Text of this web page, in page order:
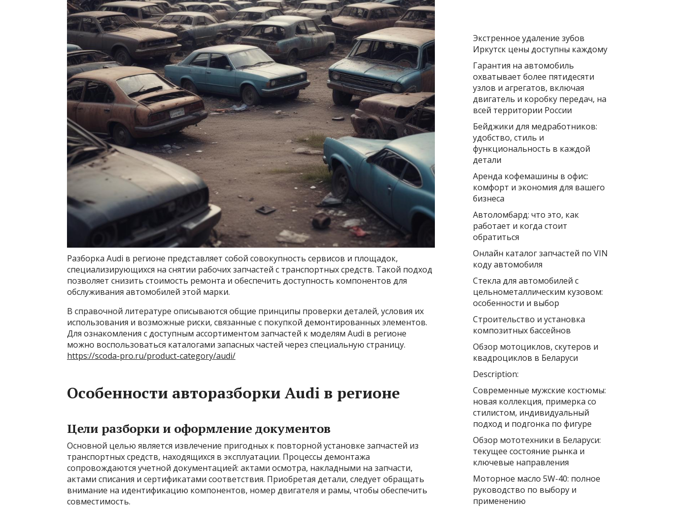
Разборка Audi в регионе представляет собой совокупность сервисов и площадок,
специализирующихся на снятии рабочих запчастей с транспортных средств. Такой подход
позволяет снизить стоимость ремонта и обеспечить доступность компонентов для
обслуживания автомобилей этой марки.
В справочной литературе описываются общие принципы проверки деталей, условия их
использования и возможные риски, связанные с покупкой демонтированных элементов.
Для ознакомления с доступным ассортиментом запчастей к моделям Audi в регионе
можно воспользоваться каталогами запасных частей через специальную страницу.
https://scoda-pro.ru/product-category/audi/
Особенности авторазборки Audi в регионе
Цели разборки и оформление документов
Основной целью является извлечение пригодных к повторной установке запчастей из
транспортных средств, находящихся в эксплуатации. Процессы демонтажа
сопровождаются учетной документацией: актами осмотра, накладными на запчасти,
актами списания и сертификатами соответствия. Приобретая детали, следует обращать
внимание на идентификацию компонентов, номер двигателя и рамы, чтобы обеспечить
совместимость.
Экстренное удаление зубов
Иркутск цены доступны каждому
Гарантия на автомобиль
охватывает более пятидесяти
узлов и агрегатов, включая
двигатель и коробку передач, на
всей территории России
Бейджики для медработников:
удобство, стиль и
функциональность в каждой
детали
Аренда кофемашины в офис:
комфорт и экономия для вашего
бизнеса
Автоломбард: что это, как
работает и когда стоит
обратиться
Онлайн каталог запчастей по VIN
коду автомобиля
Стекла для автомобилей с
цельнометаллическим кузовом:
особенности и выбор
Строительство и установка
композитных бассейнов
Обзор мотоциклов, скутеров и
квадроциклов в Беларуси
Description:
Современные мужские костюмы:
новая коллекция, примерка со
стилистом, индивидуальный
подход и подгонка по фигуре
Обзор мототехники в Беларуси:
текущее состояние рынка и
ключевые направления
Моторное масло 5W-40: полное
руководство по выбору и
применению